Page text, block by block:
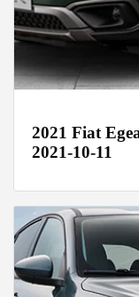
2021 Fiat
2021-10-11